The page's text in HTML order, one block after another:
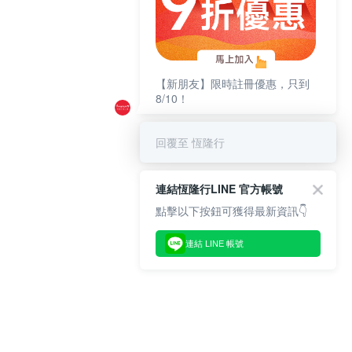
【新朋友】限時註冊優惠，只到
8/10！
回覆至 恆隆行
連結恆隆行LINE 官方帳號
點擊以下按鈕可獲得最新資訊👇
連結 LINE 帳號